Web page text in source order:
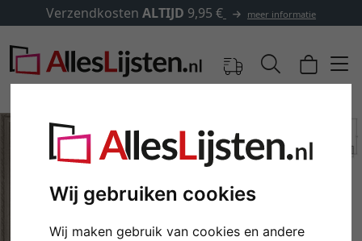
Wij gebruiken cookies
Wij maken gebruik van cookies en andere
Verzendkosten ALTIJD 9,95 € meer informatie